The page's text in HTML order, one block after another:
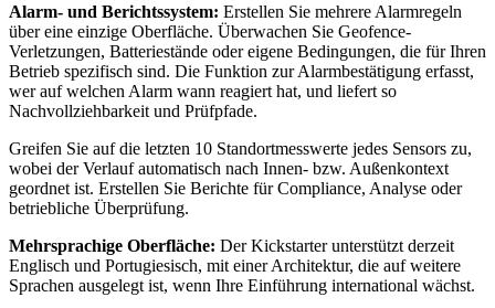
Alarm- und Berichtssystem: Erstellen Sie mehrere Alarmregeln
über eine einzige Oberfläche. Überwachen Sie Geofence-
Verletzungen, Batteriestände oder eigene Bedingungen, die für Ihren
Betrieb spezifisch sind. Die Funktion zur Alarmbestätigung erfasst,
wer auf welchen Alarm wann reagiert hat, und liefert so
Nachvollziehbarkeit und Prüfpfade.
Greifen Sie auf die letzten 10 Standortmesswerte jedes Sensors zu,
wobei der Verlauf automatisch nach Innen- bzw. Außenkontext
geordnet ist. Erstellen Sie Berichte für Compliance, Analyse oder
betriebliche Überprüfung.
Mehrsprachige Oberfläche: Der Kickstarter unterstützt derzeit
Englisch und Portugiesisch, mit einer Architektur, die auf weitere
Sprachen ausgelegt ist, wenn Ihre Einführung international wächst.